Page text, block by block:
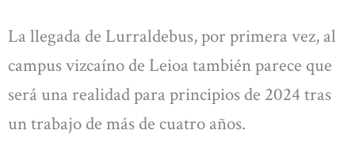
La llegada de Lurraldebus, por primera vez, al
campus vizcaíno de Leioa también parece que
será una realidad para principios de 2024 tras
un trabajo de más de cuatro años.